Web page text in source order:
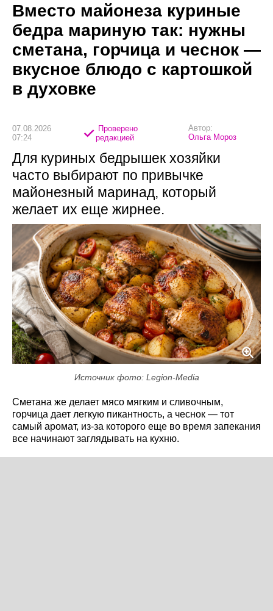
Вместо майонеза куриные
бедра мариную так: нужны
сметана, горчица и чеснок —
вкусное блюдо с картошкой
в духовке
07.08.2026
07:24
Проверено
редакцией
Автор:
Ольга Мороз
Для куриных бедрышек хозяйки
часто выбирают по привычке
майонезный маринад, который
желает их еще жирнее.
Источник фото: Legion-Media
Сметана же делает мясо мягким и сливочным,
горчица дает легкую пикантность, а чеснок — тот
самый аромат, из-за которого еще во время запекания
все начинают заглядывать на кухню.